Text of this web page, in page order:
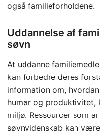
også familieforholdene.
Uddannelse af
søvn
At uddanne
kan forbedre deres
information om,
humør og produktivitet,
miljø. Ressourcer som
søvnvidenskab kan